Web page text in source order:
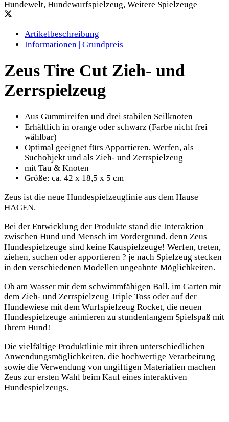
Hundewelt, Hundewurfspielzeug, Weitere Spielzeuge
Artikelbeschreibung
Informationen | Grundpreis
Zeus Tire Cut Zieh- und
Zerrspielzeug
Aus Gummireifen und drei stabilen Seilknoten
Erhältlich in orange oder schwarz (Farbe nicht frei
wählbar)
Optimal geeignet fürs Apportieren, Werfen, als
Suchobjekt und als Zieh- und Zerrspielzeug
mit Tau & Knoten
Größe: ca. 42 x 18,5 x 5 cm
Zeus ist die neue Hundespielzeuglinie aus dem Hause
HAGEN.
Bei der Entwicklung der Produkte stand die Interaktion
zwischen Hund und Mensch im Vordergrund, denn Zeus
Hundespielzeuge sind keine Kauspielzeuge! Werfen, treten,
ziehen, suchen oder apportieren ? je nach Spielzeug stecken
in den verschiedenen Modellen ungeahnte Möglichkeiten.
Ob am Wasser mit dem schwimmfähigen Ball, im Garten mit
dem Zieh- und Zerrspielzeug Triple Toss oder auf der
Hundewiese mit dem Wurfspielzeug Rocket, die neuen
Hundespielzeuge animieren zu stundenlangem Spielspaß mit
Ihrem Hund!
Die vielfältige Produktlinie mit ihren unterschiedlichen
Anwendungsmöglichkeiten, die hochwertige Verarbeitung
sowie die Verwendung von ungiftigen Materialien machen
Zeus zur ersten Wahl beim Kauf eines interaktiven
Hundespielzeugs.